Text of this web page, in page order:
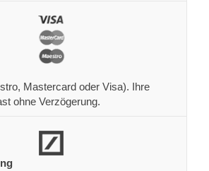
Mastercard oder Visa). Ihre
ohne Verzögerung.